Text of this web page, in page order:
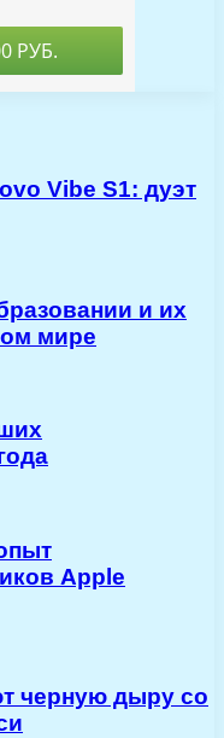
Vibe S1: дуэт
и их
мире
Apple
черную дыру со